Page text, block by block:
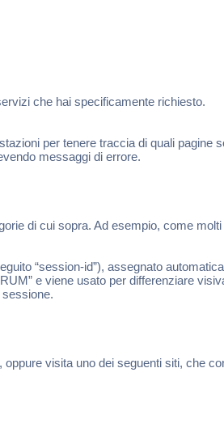
che hai specificamente richiesto.
per tenere traccia di quali pagine
messaggi di errore.
di cui sopra. Ad esempio, come molti
“session-id”), assegnato
e viene usato per differenziare
visita uno dei seguenti siti, che